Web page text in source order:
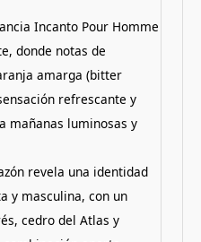
Incanto Pour Homme
donde notas de
amarga (bitter
refrescante y
mañanas luminosas y
revela una identidad
y masculina, con un
cedro del Atlas y